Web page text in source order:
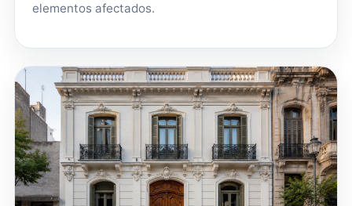
elementos afectados.